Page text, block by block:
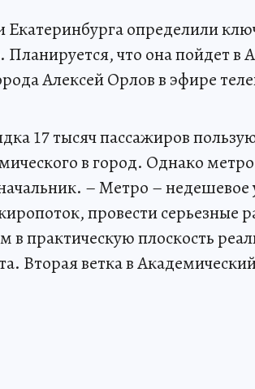
Екатеринбурга определили
Планируется, что она пойдет в
Алексей Орлов в эфире
17 тысяч пассажиров
в город. Однако
– Метро –
провести серьезные
в практическую плоскость
Вторая ветка в